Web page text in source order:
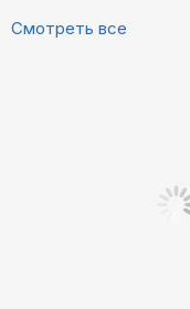
Смотреть все